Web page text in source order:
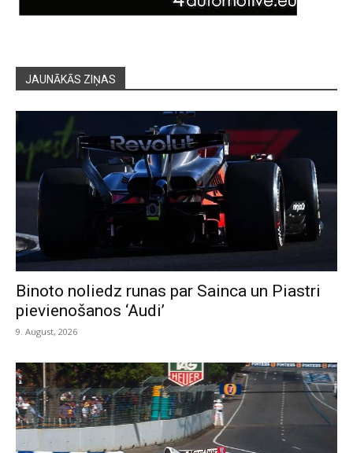
JAUNĀKĀS ZIŅAS
Binoto noliedz runas par Sainca un Piastri
pievienošanos ‘Audi’
9. August, 2026